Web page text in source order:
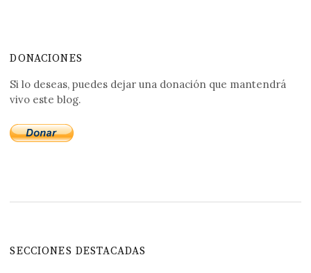
DONACIONES
Si lo deseas, puedes dejar una donación que mantendrá
vivo este blog.
SECCIONES DESTACADAS